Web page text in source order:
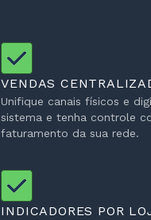
VENDAS
Unifique canais físicos e
sistema e tenha controle
faturamento da sua rede.
INDICADORES POR